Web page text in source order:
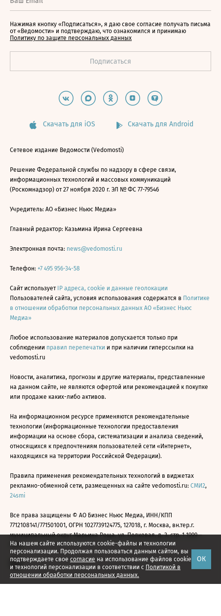
На нашем сайте используются cookie-файлы и технологии
персонализации. Продолжая пользоваться данным сайтом, вы
подтверждаете свое согласие на использование файлов cookie
и технологий персонализации в соответствии с Политикой в
отношении обработки персональных данных.
ОК
Нажимая кнопку «Подписаться», я даю свое согласие получать письма
от «Ведомости» и подтверждаю, что ознакомился и принимаю
Политику по защите персональных данных
Скачать для iOS Скачать для Android
Сетевое издание Ведомости (Vedomosti)
Решение Федеральной службы по надзору в сфере связи,
информационных технологий и массовых коммуникаций
(Роскомнадзор) от 27 ноября 2020 г. ЭЛ № ФС 77-79546
Учредитель: АО «Бизнес Ньюс Медиа»
Главный редактор: Казьмина Ирина Сергеевна
Электронная почта: news@vedomosti.ru
Телефон: +7 495 956-34-58
Сайт использует IP адреса, cookie и данные геолокации
Пользователей сайта, условия использования содержатся в Политике
в отношении обработки персональных данных АО «Бизнес Ньюс
Медиа»
Любое использование материалов допускается только при
соблюдении правил перепечатки и при наличии гиперссылки на
vedomosti.ru
Новости, аналитика, прогнозы и другие материалы, представленные
на данном сайте, не являются офертой или рекомендацией к покупке
или продаже каких-либо активов.
На информационном ресурсе применяются рекомендательные
технологии (информационные технологии предоставления
информации на основе сбора, систематизации и анализа сведений,
относящихся к предпочтениям пользователей сети «Интернет»,
находящихся на территории Российской Федерации).
Правила применения рекомендательных технологий в виджетах
рекламно-обменной сети, размещенных на сайте vedomosti.ru: СМИ2,
24smi
Все права защищены © АО Бизнес Ньюс Медиа, ИНН/КПП
7712108141/771501001, ОГРН 1027739124775, 127018, г. Москва, вн.тер.г.
муниципальный округ Марьина Роща, ул. Полковая, д. 3, стр. 1 1999—
2026